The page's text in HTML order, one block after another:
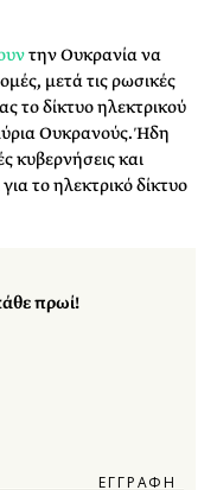
την Ουκρανία να
μετά τις ρωσικές
το δίκτυο ηλεκτρικού
Ουκρανούς. Ήδη
κυβερνήσεις και
το ηλεκτρικό δίκτυο
πρωί!